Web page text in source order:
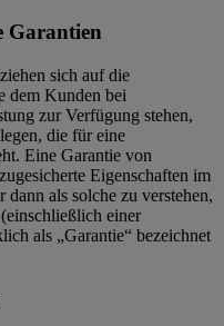
Garantien
sich auf die
dem Kunden bei
zur Verfügung stehen,
die für eine
Eine Garantie von
Eigenschaften im
als solche zu verstehen,
einer
als „Garantie“ bezeichnet